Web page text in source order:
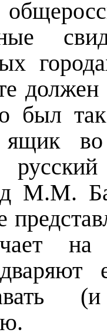
должен
был
ящик
М.М.
на